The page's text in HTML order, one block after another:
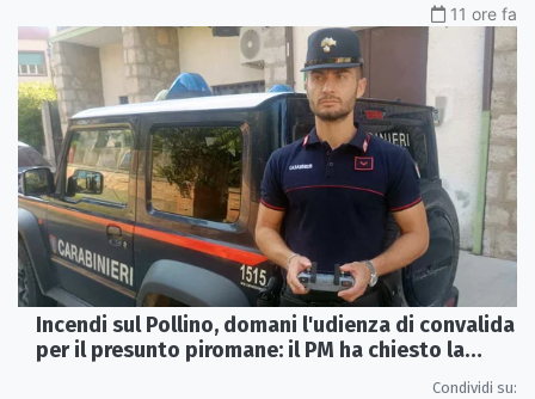
11 ore fa
Incendi sul Pollino, domani l'udienza di convalida
per il presunto piromane: il PM ha chiesto la
Condividi su: